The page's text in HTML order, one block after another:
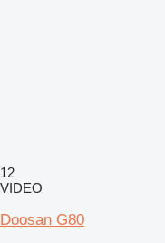
12
VIDEO
Doosan G80